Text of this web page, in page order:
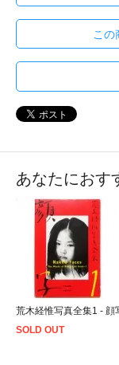
この
あなたにおす
荒木経惟写真全集1 - 顔
SOLD OUT